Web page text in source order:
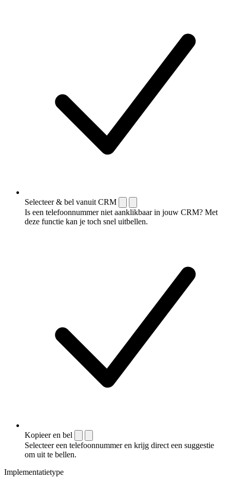
Selecteer & bel vanuit CRM
Is een telefoonnummer niet aanklikbaar in jouw CRM? Met
deze functie kan je toch snel uitbellen.
Kopieer en bel
Selecteer een telefoonnummer en krijg direct een suggestie
om uit te bellen.
Implementatietype